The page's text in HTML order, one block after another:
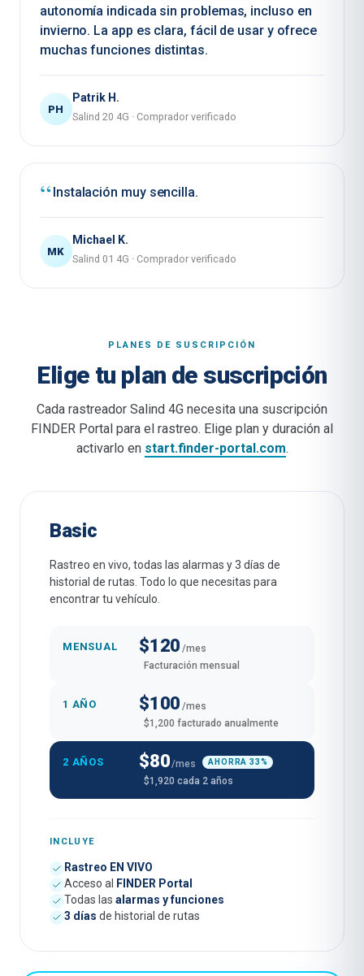
autonomía indicada sin problemas, incluso en
invierno. La app es clara, fácil de usar y ofrece
muchas funciones distintas.
PH
Patrik H.
Salind 20 4G · Comprador verificado
Instalación muy sencilla.
MK
Michael K.
Salind 01 4G · Comprador verificado
PLANES DE SUSCRIPCIÓN
Elige tu plan de suscripción
Cada rastreador Salind 4G necesita una suscripción
FINDER Portal para el rastreo. Elige plan y duración al
activarlo en start.finder-portal.com.
Basic
Rastreo en vivo, todas las alarmas y 3 días de
historial de rutas. Todo lo que necesitas para
encontrar tu vehículo.
MENSUAL $120 /mes
Facturación mensual
1 AÑO $100 /mes
$1,200 facturado anualmente
2 AÑOS $80/mes AHORRA 33%
$1,920 cada 2 años
INCLUYE
Rastreo EN VIVO
Acceso al
FINDER Portal
Todas las alarmas y funciones
3 días de historial de rutas